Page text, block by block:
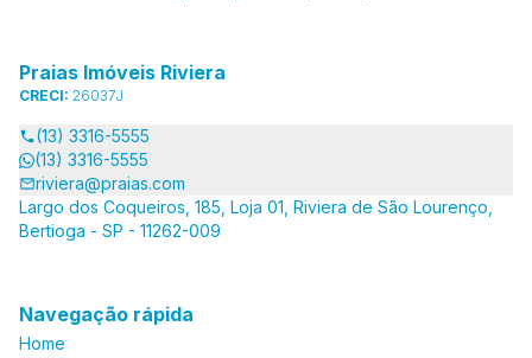
Praias Imóveis Riviera
CRECI: 26037J
(13) 3316-5555
(13) 3316-5555
riviera@praias.com
Largo dos Coqueiros, 185, Loja 01, Riviera de São Lourenço,
Bertioga - SP - 11262-009
Navegação rápida
Home